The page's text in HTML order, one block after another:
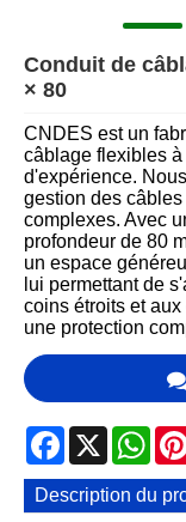
Conduit de
× 80
CNDES est un
câblage flexibles
d'expérience.
gestion des
complexes. Avec
profondeur de 80
un espace
lui permettant de
coins étroits et
une protection
Facebook
X
Description du